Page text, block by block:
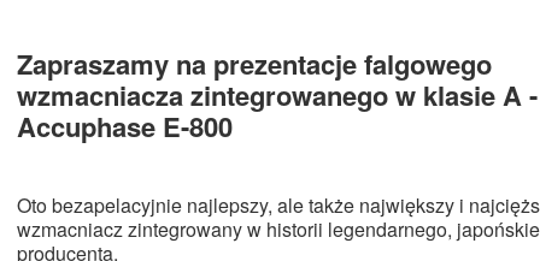
Zapraszamy na prezentacje falgowego
wzmacniacza zintegrowanego w klasie A -
Accuphase E-800
Oto bezapelacyjnie najlepszy, ale także największy i
wzmacniacz zintegrowany w historii legendarnego,
producenta.